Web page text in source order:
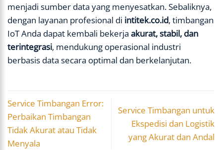
menjadi sumber data yang menyesatkan. Sebaliknya,
dengan layanan profesional di intitek.co.id, timbangan
IoT Anda dapat kembali bekerja akurat, stabil, dan
terintegrasi, mendukung operasional industri
berbasis data secara optimal dan berkelanjutan.
Service Timbangan Error:
Perbaikan Timbangan
Tidak Akurat atau Tidak
Menyala
Service Timbangan untuk
Ekspedisi dan Logistik
yang Akurat dan Andal